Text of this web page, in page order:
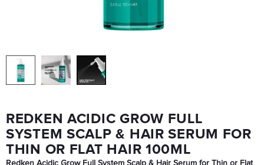
REDKEN ACIDIC GROW FULL
SYSTEM SCALP & HAIR SERUM FOR
THIN OR FLAT HAIR 100ML
Redken Acidic Grow Full System Scalp & Hair Serum for Thin or Flat